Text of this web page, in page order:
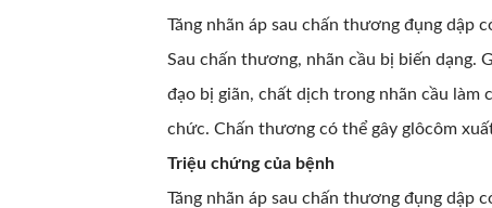
Tăng nhãn áp sau chấn thương đụng dập
Sau chấn thương, nhãn cầu bị biến dạng.
đạo bị giãn, chất dịch trong nhãn cầu làm
chức. Chấn thương có thể gây glôcôm
Triệu chứng của bệnh
Tăng nhãn áp sau chấn thương đụng dập